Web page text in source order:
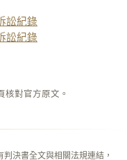
訟紀錄
訟紀錄
對官方原文。
決書全文與相關法規連結，